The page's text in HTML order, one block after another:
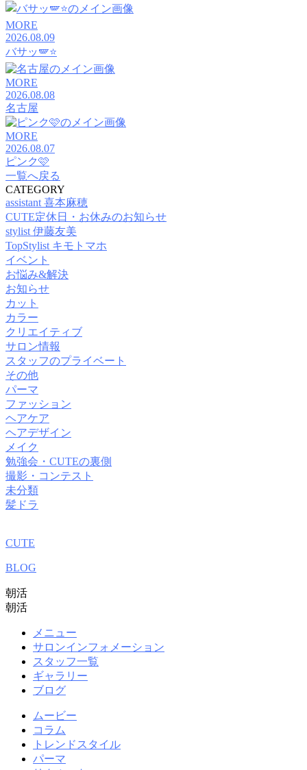
MORE
2026.08.09
バサッ🪽⭐️
MORE
2026.08.08
名古屋
MORE
2026.08.07
ピンク🩷
一覧へ戻る
CATEGORY
assistant 喜本麻穂
CUTE定休日・お休みのお知らせ
stylist 伊藤友美
TopStylist キモトマホ
イベント
お悩み&解決
お知らせ
カット
カラー
クリエイティブ
サロン情報
スタッフのプライベート
その他
パーマ
ファッション
ヘアケア
ヘアデザイン
メイク
勉強会・CUTEの裏側
撮影・コンテスト
未分類
髪ドラ
CUTE
BLOG
朝活
朝活
メニュー
サロンインフォメーション
スタッフ一覧
ギャラリー
ブログ
ムービー
コラム
トレンドスタイル
パーマ